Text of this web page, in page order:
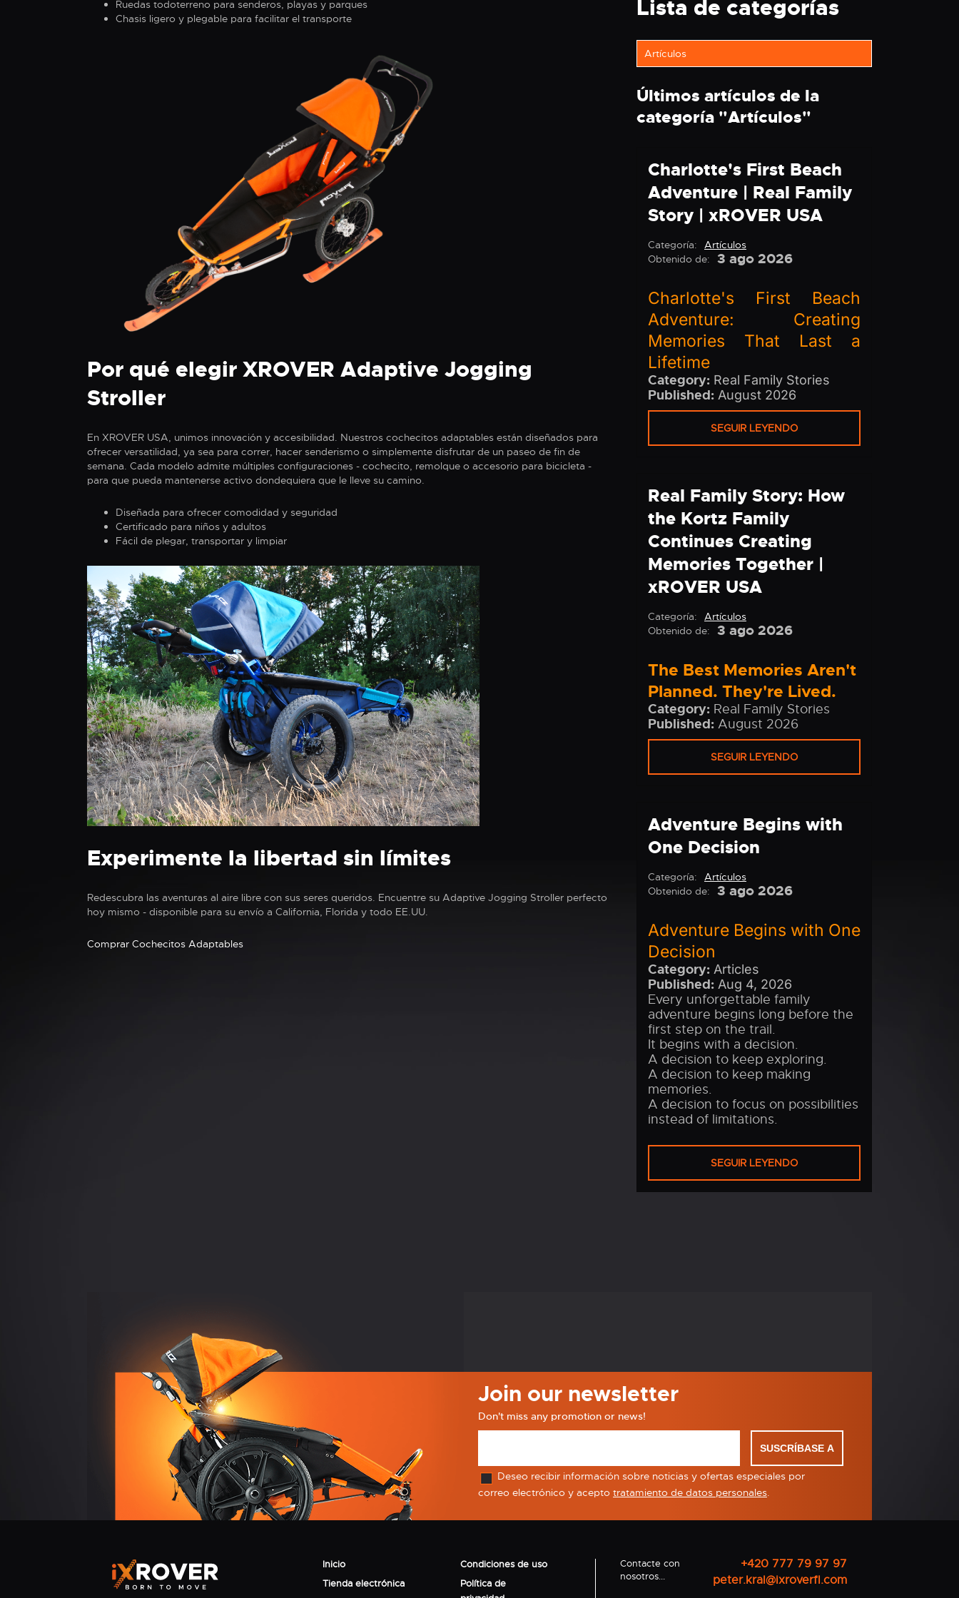
Ruedas todoterreno para senderos, playas y parques
Chasis ligero y plegable para facilitar el transporte
Por qué elegir XROVER Adaptive Jogging
Stroller
En XROVER USA, unimos innovación y accesibilidad. Nuestros cochecitos adaptables están diseñados para
ofrecer versatilidad, ya sea para correr, hacer senderismo o simplemente disfrutar de un paseo de fin de
semana. Cada modelo admite múltiples configuraciones - cochecito, remolque o accesorio para bicicleta -
para que pueda mantenerse activo dondequiera que le lleve su camino.
Diseñada para ofrecer comodidad y seguridad
Certificado para niños y adultos
Fácil de plegar, transportar y limpiar
Experimente la libertad sin límites
Redescubra las aventuras al aire libre con sus seres queridos. Encuentre su Adaptive Jogging Stroller perfecto
hoy mismo - disponible para su envío a California, Florida y todo EE.UU.
Comprar Cochecitos Adaptables
Lista de categorías
Artículos
Últimos artículos de la
categoría "Artículos"
Charlotte's First Beach
Adventure | Real Family
Story | xROVER USA
Categoría:
Artículos
Obtenido de:
3 ago 2026
Charlotte's First Beach
Adventure: Creating
Memories That Last a
Lifetime
Category: Real Family Stories
Published: August 2026
SEGUIR LEYENDO
Real Family Story: How
the Kortz Family
Continues Creating
Memories Together |
xROVER USA
Categoría:
Artículos
Obtenido de:
3 ago 2026
The Best Memories Aren't
Planned. They're Lived.
Category: Real Family Stories
Published: August 2026
SEGUIR LEYENDO
Adventure Begins with
One Decision
Categoría:
Artículos
Obtenido de:
3 ago 2026
Adventure Begins with One
Decision
Category: Articles
Published: Aug 4, 2026
Every unforgettable family
adventure begins long before the
first step on the trail.
It begins with a decision.
A decision to keep exploring.
A decision to keep making
memories.
A decision to focus on possibilities
instead of limitations.
SEGUIR LEYENDO
Join our newsletter
Don't miss any promotion or news!
SUSCRÍBASE A
Deseo recibir información sobre noticias y ofertas especiales por
correo electrónico y acepto tratamiento de datos personales.
Inicio
Tienda electrónica
Condiciones de uso
Política de
Contacte con
nosotros...
+420 777 79 97 97
peter.kral@ixroverfl.com